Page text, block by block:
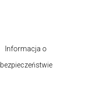
Informacja o
bezpieczeństwie